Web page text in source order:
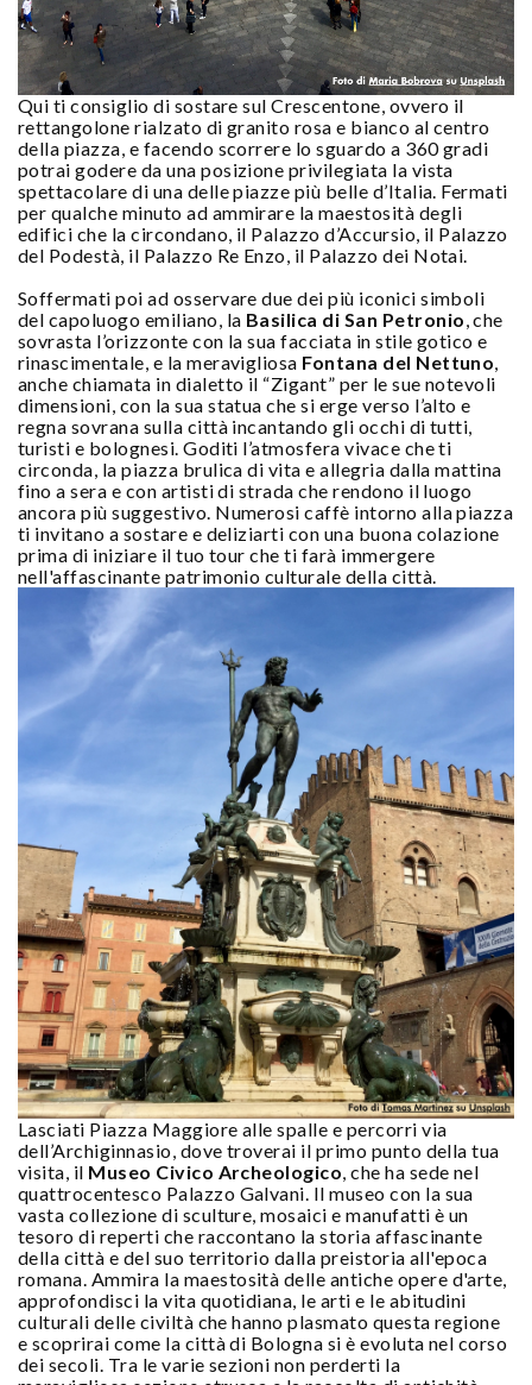
Qui ti consiglio di sostare sul Crescentone, ovvero il
rettangolone rialzato di granito rosa e bianco al centro
della piazza, e facendo scorrere lo sguardo a 360 gradi
potrai godere da una posizione privilegiata la vista
spettacolare di una delle piazze più belle d’Italia. Fermati
per qualche minuto ad ammirare la maestosità degli
edifici che la circondano, il Palazzo d’Accursio, il Palazzo
del Podestà, il Palazzo Re Enzo, il Palazzo dei Notai.
Soffermati poi ad osservare due dei più iconici simboli
del capoluogo emiliano, la Basilica di San Petronio , che
sovrasta l’orizzonte con la sua facciata in stile gotico e
rinascimentale, e la meravigliosa Fontana del Nettuno
anche chiamata in dialetto il “Zigant” per le sue notevoli
dimensioni, con la sua statua che si erge verso l’alto e
regna sovrana sulla città incantando gli occhi di tutti,
turisti e bolognesi. Goditi l’atmosfera vivace che ti
circonda, la piazza brulica di vita e allegria dalla mattina
fino a sera e con artisti di strada che rendono il luogo
ancora più suggestivo. Numerosi caffè intorno alla piazza
ti invitano a sostare e deliziarti con una buona colazione
prima di iniziare il tuo tour che ti farà immergere
nell'affascinante patrimonio culturale della città.
Lasciati Piazza Maggiore alle spalle e percorri via
dell’Archiginnasio, dove troverai il primo punto della tua
visita, il Museo Civico Archeologico, che ha sede nel
quattrocentesco Palazzo Galvani. Il museo con la sua
vasta collezione di sculture, mosaici e manufatti è un
tesoro di reperti che raccontano la storia affascinante
della città e del suo territorio dalla preistoria all'epoca
romana. Ammira la maestosità delle antiche opere d'arte,
approfondisci la vita quotidiana, le arti e le abitudini
culturali delle civiltà che hanno plasmato questa regione
e scoprirai come la città di Bologna si è evoluta nel corso
dei secoli. Tra le varie sezioni non perderti la